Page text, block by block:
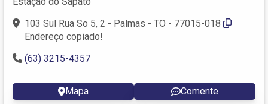
103 Sul Rua So 5, 2 - Palmas - TO - 77015-018
Endereço copiado!
(63) 3215-4357
Mapa Comente